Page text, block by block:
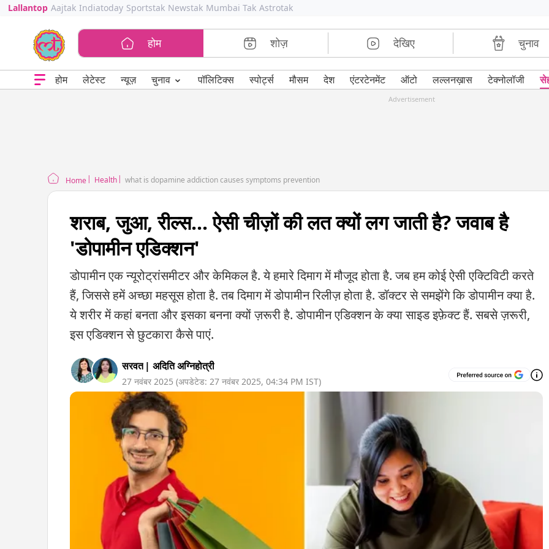
Lallantop Aajtak Indiatoday Sportstak Newstak Mumbai Tak Astrotak
होम शोज़ देखिए चुनाव
होम लेटेस्ट न्यूज़ चुनाव ⌄ पॉलिटिक्स स्पोर्ट्स मौसम देश एंटरटेनमेंट ऑटो लल्लनख़ास टेक्नोलॉजी
Advertisement
Home Health what is dopamine addiction causes symptoms prevention
शराब, जुआ, रील्स... ऐसी चीज़ों की लत क्यों लग जाती है? जवाब है
'डोपामीन एडिक्शन'
डोपामीन एक न्यूरोट्रांसमीटर और केमिकल है. ये हमारे दिमाग में मौजूद होता है. जब हम कोई ऐसी एक्टिविटी करते
हैं, जिससे हमें अच्छा महसूस होता है. तब दिमाग में डोपामीन रिलीज़ होता है. डॉक्टर से समझेंगे कि डोपामीन क्या है.
ये शरीर में कहां बनता और इसका बनना क्यों ज़रूरी है. डोपामीन एडिक्शन के क्या साइड इफ़ेक्ट हैं. सबसे ज़रूरी,
इस एडिक्शन से छुटकारा कैसे पाएं.
सरवत | अदिति अग्निहोत्री
27 नवंबर 2025 (अपडेटेड: 27 नवंबर 2025, 04:34 PM IST)